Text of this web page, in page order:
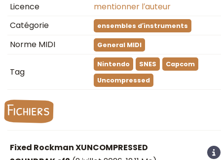
Licence
mentionner l′auteur
Catégorie
ensembles d′instruments
Norme MIDI General MIDI
Tag
Nintendo SNES
Capcom
Uncompressed
Fichiers
Fixed Rockman XUNCOMPRESSED